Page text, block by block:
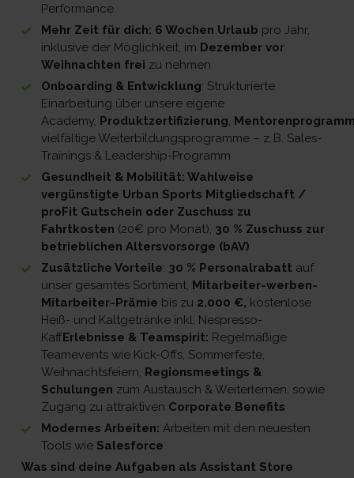
Performance
Mehr Zeit für dich: 6 Wochen Urlaub pro Jahr,
inklusive der Möglichkeit, im Dezember vor
Weihnachten frei zu nehmen
Onboarding & Entwicklung: Strukturierte
Einarbeitung über unsere eigene
Academy, Produktzertifizierung,
vielfältige Weiterbildungsprogramme – z. B. Sales-
Trainings & Leadership-Programm
Gesundheit & Mobilität: Wahlweise
vergünstigte Urban Sports Mitgliedschaft /
proFit Gutschein oder Zuschuss zu
Fahrtkosten (20€ pro Monat), 30 % Zuschuss zur
betrieblichen Altersvorsorge (bAV)
Zusätzliche Vorteile: 30 % Personalrabatt auf
unser gesamtes Sortiment, Mitarbeiter-werben-
Mitarbeiter-Prämie bis zu 2.000 €, kostenlose
Heiß- und Kaltgetränke inkl. Nespresso-
KaffErlebnisse & Teamspirit: Regelmäßige
Teamevents wie Kick-Offs, Sommerfeste,
Weihnachtsfeiern, Regionsmeetings &
Schulungen zum Austausch & Weiterlernen, sowie
Zugang zu attraktiven Corporate Benefits
Modernes Arbeiten: Arbeiten mit den neuesten
Tools wie Salesforce
Was sind deine Aufgaben als Assistant Store